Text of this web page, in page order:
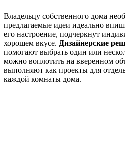
Владельцу собственного дома
предлагаемые идеи идеально
его настроение, подчеркнут
хорошем вкусе. Дизайнерские
помогают выбрать один или
можно воплотить на вверенном
выполняют как проекты для
каждой комнаты дома.